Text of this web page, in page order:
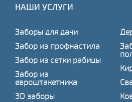
НАШИ УСЛУГИ
Заборы для дачи
Забор из профнастила
Забор из сетки рабицы
Забор из
евроштакетника
3D заборы